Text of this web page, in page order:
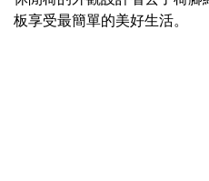
板享受最簡單的美好生活。